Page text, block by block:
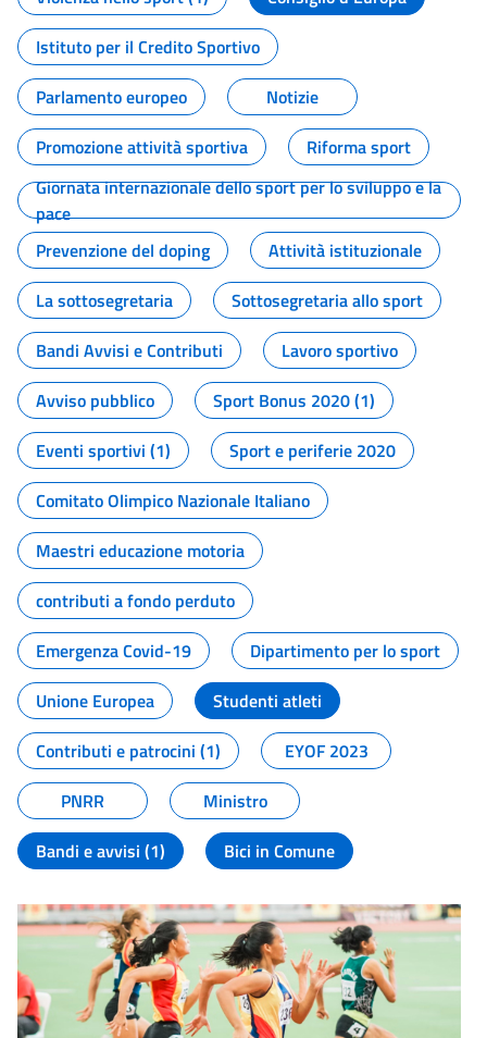
Istituto per il Credito Sportivo
Parlamento europeo
Notizie
Promozione attività sportiva
Riforma sport
Giornata internazionale dello sport per lo sviluppo e la
pace
Prevenzione del doping
Attività istituzionale
La sottosegretaria
Sottosegretaria allo sport
Bandi Avvisi e Contributi
Lavoro sportivo
Avviso pubblico
Sport Bonus 2020 (1)
Eventi sportivi (1)
Sport e periferie 2020
Comitato Olimpico Nazionale Italiano
Maestri educazione motoria
contributi a fondo perduto
Emergenza Covid-19
Dipartimento per lo sport
Unione Europea
Studenti atleti
Contributi e patrocini (1)
EYOF 2023
PNRR
Ministro
Bandi e avvisi (1)
Bici in Comune